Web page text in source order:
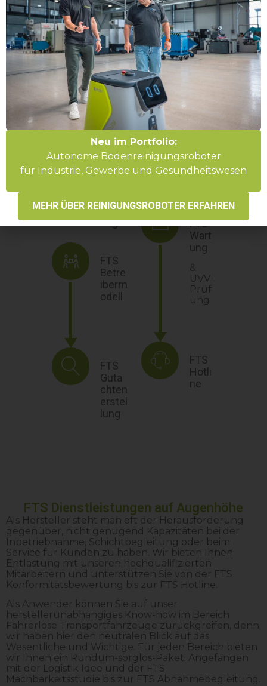
Ange
botsp
rüfun
g
FTS
egleit
ung
FTS
Betre
iberm
odell
FTS
Guta
chten
erstel
lung
FTS
Anlau
FTS
Wart
ung
&
UVV-
Prüf
ung
FTS
Hotli
ne
FTS Dienstleistungen auf Augenhöhe
Als Hersteller steht man oft der Herausforderung
gegenüber, nicht genügend Kapazitäten bei der
Inbetriebnahme, Schichtbegleitung oder beim
Service für Kunden zu haben. Wir bieten Ihnen
Entlastung mit unseren hochqualifizierten
Mitarbeitern und unterstützen Sie von der FTS
Konformitätsbewertung bis zur FTS Hotline.
Als Anwender können Sie auf unser
herstellerunabhängiges Know-how im Bereich
Fahrerlose Transportfahrzeuge zurückgreifen, denn
wir haben hier den neutralen Blick auf das
Wesentliche und Wichtige. Für jeden Bereich bieten
wir Ihnen ein Rundum-sorglos-Paket. Angefangen
mit der Logistik Idee und der FTS
Machbarkeitsstudie bis zur FTS Abnahmebegleitung.
Neu im Portfolio:
Autonome Bodenreinigungsroboter
für Industrie, Gewerbe und Gesundheitswesen
MEHR ÜBER REINIGUNGSROBOTER ERFAHREN